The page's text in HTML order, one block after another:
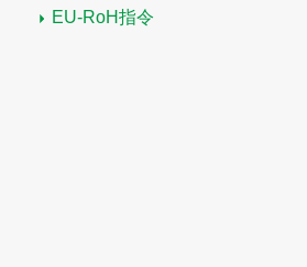
EU-RoH指令